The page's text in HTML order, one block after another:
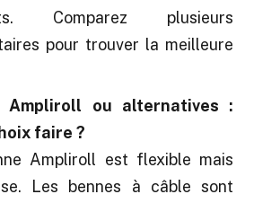
Comparez plusieurs
pour trouver la meilleure
Ampliroll ou alternatives :
faire ?
Ampliroll est flexible mais
Les bennes à câble sont